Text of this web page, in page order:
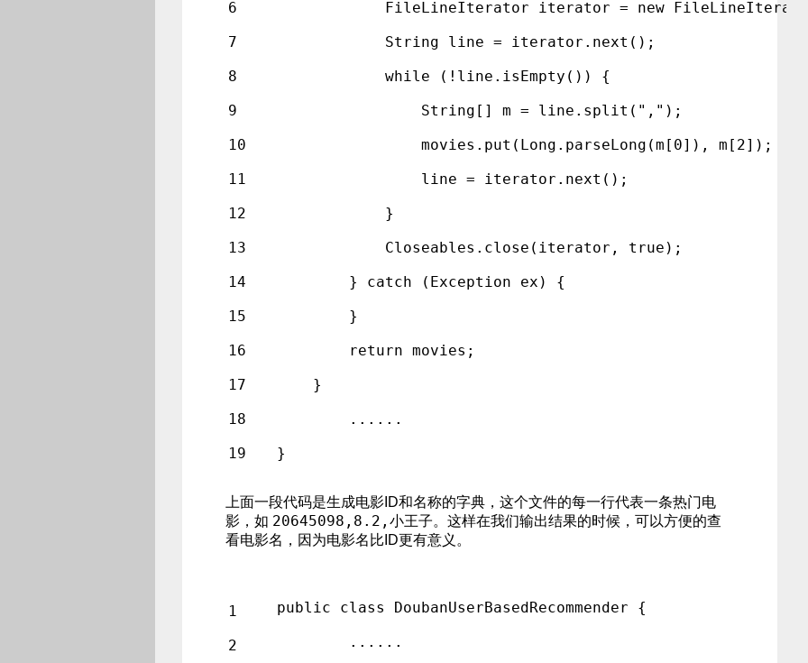
6
7
8
9
10
11
12
13
14
15
16
17
18
19
FileLineIterator iterator = new
            String line = iterator.next();
            while (!line.isEmpty()) {
                String[] m = line.split(",");
                movies.put(Long.parseLong(m[0]), m[2]);
                line = iterator.next();
            }
            Closeables.close(iterator, true);
        } catch (Exception ex) {
        }
        return movies;
    }
	......
}
上面一段代码是生成电影ID和名称的字典，这个文件的每一行代表一条热门电
影，如 20645098,8.2,小王子。这样在我们输出结果的时候，可以方便的查
看电影名，因为电影名比ID更有意义。
1
2
public class DoubanUserBasedRecommender {
	......